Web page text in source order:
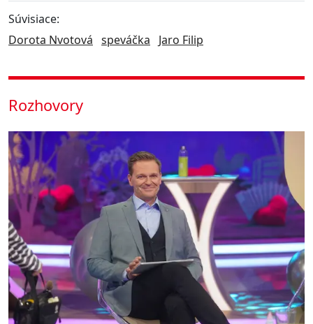
Súvisiace:
Dorota Nvotová speváčka Jaro Filip
Rozhovory